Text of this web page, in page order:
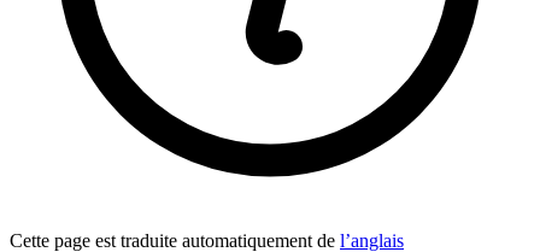
Cette page est traduite automa­tique­ment de l’anglais